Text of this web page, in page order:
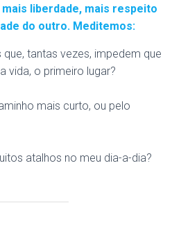
liberdade, mais respeito
do outro. Meditemos:
tantas vezes, impedem que
vida, o primeiro lugar?
mais curto, ou pelo
atalhos no meu dia-a-dia?